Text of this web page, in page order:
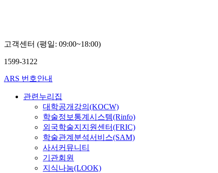
고객센터 (평일: 09:00~18:00)
1599-3122
ARS 번호안내
관련누리집
대학공개강의(KOCW)
학술정보통계시스템(Rinfo)
외국학술지지원센터(FRIC)
학술관계분석서비스(SAM)
사서커뮤니티
기관회원
지식나눔(LOOK)